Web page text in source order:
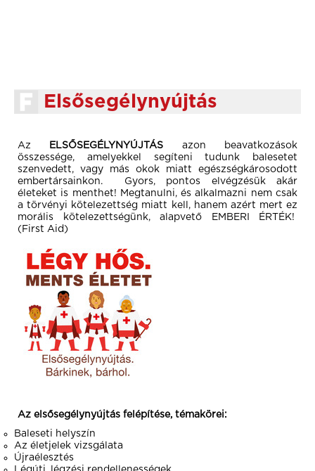
Elsősegélynyújtás
Az ELSŐSEGÉLYNYÚJTÁS azon beavatkozások
összessége, amelyekkel segíteni tudunk balesetet
szenvedett, vagy más okok miatt egészségkárosodott
embertársainkon. Gyors, pontos elvégzésük akár
életeket is menthet! Megtanulni, és alkalmazni nem csak
a törvényi kötelezettség miatt kell, hanem azért mert ez
morális kötelezettségünk, alapvető EMBERI ÉRTÉK!
(First Aid)
Az elsősegélynyújtás felépítése, témakörei:
Baleseti helyszín
Az életjelek vizsgálata
Újraélesztés